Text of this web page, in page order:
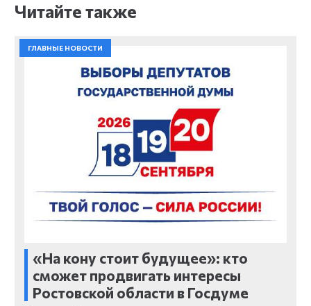
Читайте также
ГЛАВНЫЕ НОВОСТИ
«На кону стоит будущее»: кто
сможет продвигать интересы
Ростовской области в Госдуме